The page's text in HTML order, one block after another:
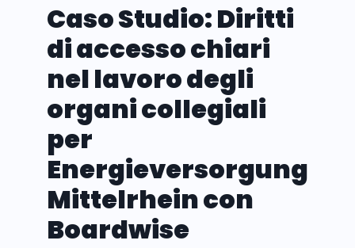
Caso Studio: Diritti
di accesso chiari
nel lavoro degli
organi collegiali
per
Energieversorgung
Mittelrhein con
Boardwise